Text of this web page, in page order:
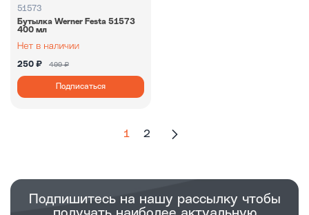
51573
Бутылка Werner Festa 51573
400 мл
250 ₽ 499 ₽
Подписаться
1 2
Подпишитесь на нашу рассылку чтобы